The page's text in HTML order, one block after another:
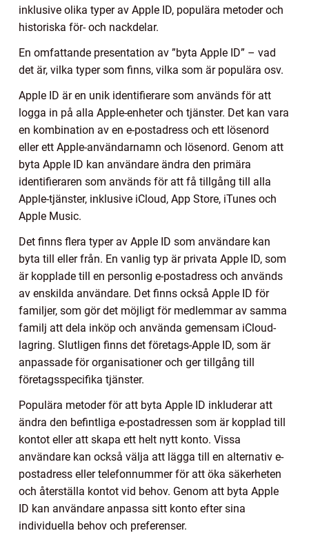
inklusive olika typer av Apple ID, populära metoder och
historiska för- och nackdelar.
En omfattande presentation av ”byta Apple ID” – vad
det är, vilka typer som finns, vilka som är populära osv.
Apple ID är en unik identifierare som används för att
logga in på alla Apple-enheter och tjänster. Det kan vara
en kombination av en e-postadress och ett lösenord
eller ett Apple-användarnamn och lösenord. Genom att
byta Apple ID kan användare ändra den primära
identifieraren som används för att få tillgång till alla
Apple-tjänster, inklusive iCloud, App Store, iTunes och
Apple Music.
Det finns flera typer av Apple ID som användare kan
byta till eller från. En vanlig typ är privata Apple ID, som
är kopplade till en personlig e-postadress och används
av enskilda användare. Det finns också Apple ID för
familjer, som gör det möjligt för medlemmar av samma
familj att dela inköp och använda gemensam iCloud-
lagring. Slutligen finns det företags-Apple ID, som är
anpassade för organisationer och ger tillgång till
företagsspecifika tjänster.
Populära metoder för att byta Apple ID inkluderar att
ändra den befintliga e-postadressen som är kopplad till
kontot eller att skapa ett helt nytt konto. Vissa
användare kan också välja att lägga till en alternativ e-
postadress eller telefonnummer för att öka säkerheten
och återställa kontot vid behov. Genom att byta Apple
ID kan användare anpassa sitt konto efter sina
individuella behov och preferenser.